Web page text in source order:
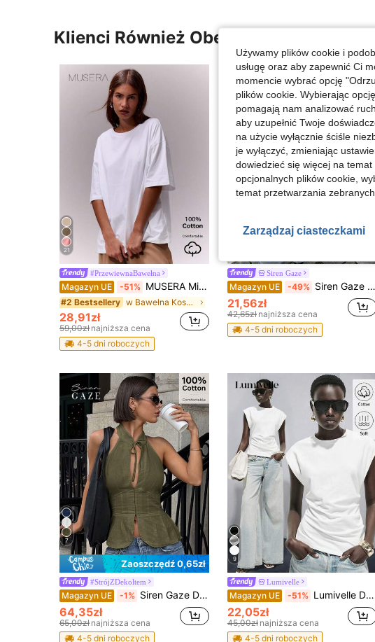
Klienci Również Obejrzeli
21
#PrzewiewnaBawełna
Magazyn UE -51% MUSERA Miękka, oversize'owa koszulka z okrągłym dekoltem, codzienna, kapsułowa garderoba, codzienny oversize'owy T-shirt, lotnisko, powrót do szkoły, wiosna, lato, wakacje
#2 Bestsellery w Bawełna Koszulki damskie
28,91zł
59,00zł najniższa cena
4-5 dni roboczych
Siren Gaze
Magazyn UE -49% Siren Gaze Damski top bez rękawów z 62% bawełny w kolorze szarym, z motywem płatków śniegu i kwiatowym – letnia, codzienna bluzka na randki, festiwale w stylu western, oddychająca, retro odzież uliczna Y2K i odzież rave, idealna do klubu, siłowni, na festiwale i na co dzień
21,56zł
42,65zł najniższa cena
4-5 dni roboczych
7
Zaoszczędź 0,65zł
#StrójZDekoltem
Magazyn UE -1% Siren Gaze Damska muszka z wyciętym dekoltem i wcięciem w talii, dopasowana kamizelka bez rękawów, rozcięcie z przodu, wierzchnia koszulka bez rękawów
64,35zł
65,00zł najniższa cena
4-5 dni roboczych
9
Lumivelle
Magazyn UE -51% Lumivelle Damska koszulka wiosenno-letnia z czystej bawełny, z okrągłym dekoltem i marszczeniami, na co dzień/do pracy, biała
22,05zł
45,00zł najniższa cena
4-5 dni roboczych
Używamy plików cookie i
usługę oraz aby zapewnić Ci
momencie wybrać opcję
plików cookie. Wybierając
pomagają nam analizować
aby uzupełnić Twoje
na użycie wyłącznie ściśle
je wyłączyć, zmieniając
dowiedzieć się więcej na
opcjonalnych plików cookie,
temat przetwarzania
Zarządzaj ciasteczkami